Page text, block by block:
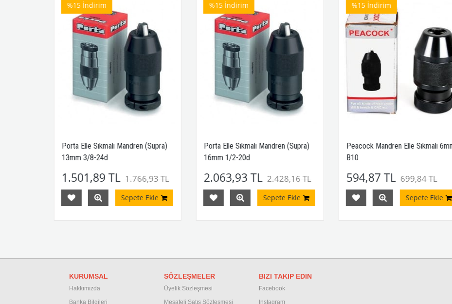
Porta Elle Sıkmalı Mandren (Supra)
13mm 3/8-24d
1.501,89 TL 1.766,93 TL
Sepete Ekle
%15 İndirim
Porta Elle Sıkmalı Mandren (Supra)
16mm 1/2-20d
2.063,93 TL 2.428,16 TL
Sepete Ekle
%15 İndirim
Peacock Mandren Elle Sıkmalı 6mm
B10
594,87 TL 699,84 TL
Sepete Ekle
%15 İndirim
KURUMSAL
Hakkımızda
Banka Bilgileri
SÖZLEŞMELER
Üyelik Sözleşmesi
Mesafeli Satış Sözleşmesi
BIZI TAKIP EDIN
Facebook
Instagram